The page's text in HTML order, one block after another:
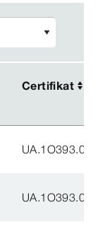
Certifikat
Certifikat